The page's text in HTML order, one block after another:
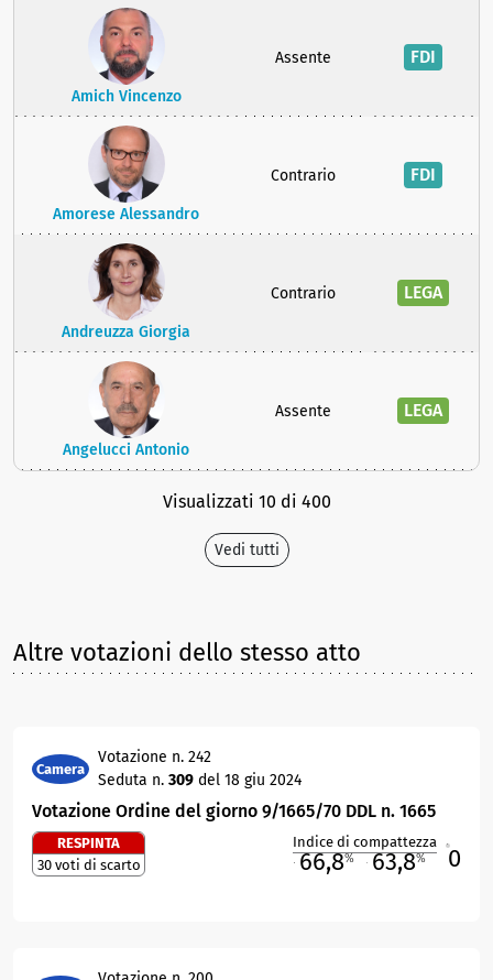
Amich Vincenzo
Assente FDI
Amorese Alessandro
Contrario FDI
Andreuzza Giorgia
Contrario LEGA
Angelucci Antonio
Assente LEGA
Visualizzati 10 di 400
Vedi tutti
Altre votazioni dello stesso atto
Camera
Votazione n. 242
Seduta n. 309 del 18 giu 2024
Votazione Ordine del giorno 9/1665/70 DDL n. 1665
RESPINTA
30 voti di scarto
Indice di compattezza
66,8% 63,8% 0